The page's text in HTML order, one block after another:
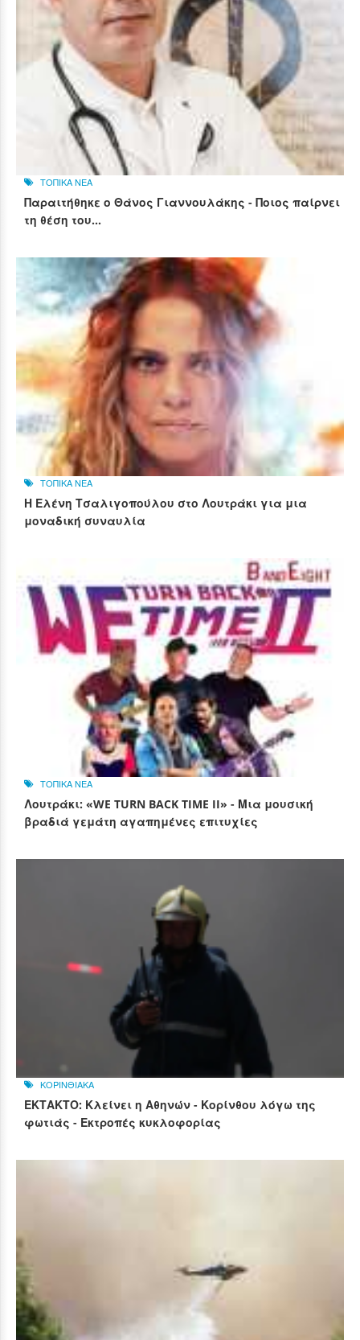
ΤΟΠΙΚΑ ΝΕΑ
Παραιτήθηκε ο Θάνος Γιαννουλάκης - Ποιος παίρνει
τη θέση του...
ΤΟΠΙΚΑ ΝΕΑ
Η Ελένη Τσαλιγοπούλου στο Λουτράκι για μια
μοναδική συναυλία
ΤΟΠΙΚΑ ΝΕΑ
Λουτράκι: «WE TURN BACK TIME II» - Μια μουσική
βραδιά γεμάτη αγαπημένες επιτυχίες
ΚΟΡΙΝΘΙΑΚΑ
ΕΚΤΑΚΤΟ: Κλείνει η Αθηνών - Κορίνθου λόγω της
φωτιάς - Εκτροπές κυκλοφορίας